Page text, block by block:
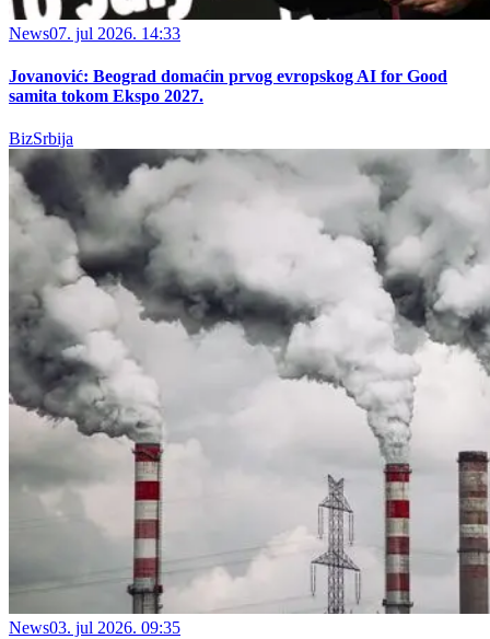
News07. jul 2026. 14:33
Jovanović: Beograd domaćin prvog evropskog AI for Good
samita tokom Ekspo 2027.
BizSrbija
News03. jul 2026. 09:35